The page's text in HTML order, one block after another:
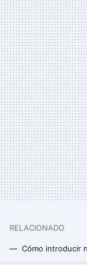
RELACIONADO